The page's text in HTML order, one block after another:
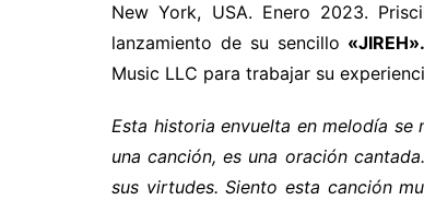
New York, USA. Enero 2023.
lanzamiento de su sencillo «JIREH».
Music LLC para trabajar su
Esta historia envuelta en melodía
una canción, es una oración
sus virtudes. Siento esta canción